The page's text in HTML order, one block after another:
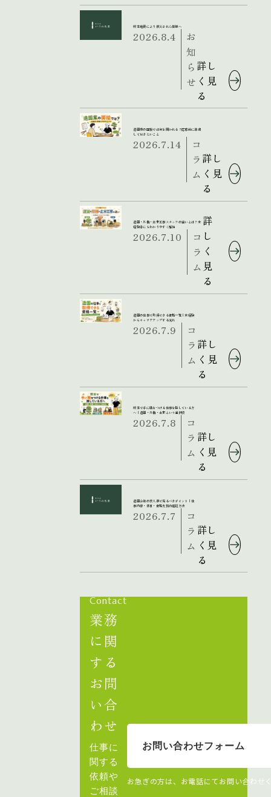
熊本地震により被災された皆様へ
2026.8.4
お
知
ら
せ
詳し
く見
る
造園業の面接では何を聞かれる？応募前に準備
しておきたいこと
2026.7.14
コ
ラ
ム
詳し
く見
る
造園・外構・土木工事スタッフの違いとは？未
経験者にもわかりやすく解説
2026.7.10
コ
ラ
ム
詳
し
く
見
る
造園の仕事で取得できる資格一覧｜未経験
からキャリアアップする流れ
2026.7.9
コ
ラ
ム
詳し
く見
る
熊本で手に職をつける仕事を探している方
へ｜造園・外構・土木という選択肢
2026.7.8
コ
ラ
ム
詳し
く見
る
造園会社の求人票で見るべきポイント｜仕
事内容・休日・資格支援の確認方法
2026.7.7
コ
ラ
ム
詳し
く見
る
Contact
業務
に関
する
お問
い合
わせ
仕事に
関する
依頼や
ご相談
お問い合わせフォーム
お急ぎの方は、お電話にてお問い合わせ